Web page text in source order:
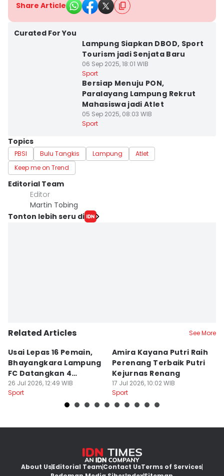
Share Article
Curated For You
Lampung Siapkan DBOD, Sport
Tourism jadi Senjata Baru
06 Sep 2025, 18:01 WIB
Sport
Bersiap Menuju PON,
Paralayang Lampung Rekrut
Mahasiswa jadi Atlet
05 Sep 2025, 08:03 WIB
Sport
Topics
PBSI Bulu Tangkis Lampung
Atlet
Keep me on Trend
Editorial Team
Editor
Martin Tobing
Tonton lebih seru di
Related Articles See More
Usai Lepas 16 Pemain,
Bhayangkara Lampung
FC Datangkan 4
Rekrutan
26 Jul 2026, 12:49 WIB
Sport
Amira Kayana Putri Raih
Perenang Terbaik Putri
Kejurnas Renang
17 Jul 2026, 10:02 WIB
Sport
About UsEditorial TeamContact UsTerms of Services